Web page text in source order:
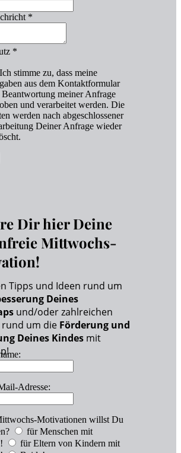
*
*
Ich stimme zu, dass meine
aus dem Kontaktformular
Beantwortung meiner Anfrage
und verarbeitet werden. Die
werden nach abgeschlossener
Deiner Anfrage wieder
Dir hier Deine
Mittwochs-
Tipps und Ideen rund um
Deines
und/oder zahlreichen
rund um die Förderung und
Deines Kindes mit
Adresse:
Motivationen willst Du
für Menschen mit
für Eltern von Kindern mit